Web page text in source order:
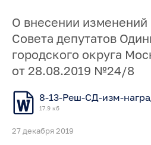
О внесении
Совета депутатов
городского округа
от 28.08.2019 №24/8
8-13-Реш-СД-изм-
17.9 кб
27 декабря 2019